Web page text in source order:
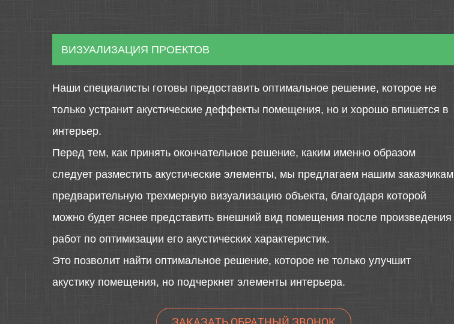
ВИЗУАЛИЗАЦИЯ ПРОЕКТОВ
Наши специалисты готовы предоставить оптимальное решение, которое не
только устранит акустические деффекты помещения, но и хорошо впишется в
интерьер.
Перед тем, как принять окончательное решение, каким именно образом
следует разместить акустические элементы, мы предлагаем нашим заказчикам
предварительную трехмерную визуализацию объекта, благодаря которой
можно будет яснее представить внешний вид помещения после произведения
работ по оптимизации его акустических характеристик.
Это позволит найти оптимальное решение, которое не только улучшит
акустику помещения, но подчеркнет элементы интерьера.